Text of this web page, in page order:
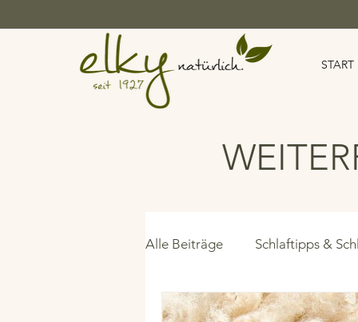
START
Alle Beiträge Schlaftipps &
Naturbettwaren Harte